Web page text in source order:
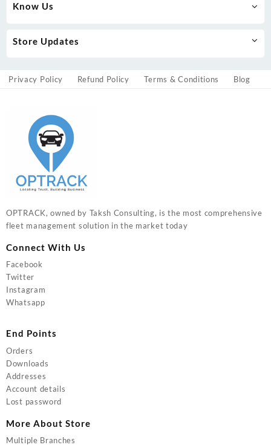
Know Us
Store Updates
Privacy Policy Refund Policy Terms & Conditions Blog
OPTRACK, owned by Taksh Consulting, is the most comprehensive
fleet management solution in the market today
Connect With Us
Facebook
Twitter
Instagram
Whatsapp
End Points
Orders
Downloads
Addresses
Account details
Lost password
More About Store
Multiple Branches